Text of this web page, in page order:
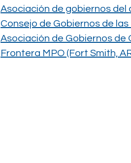
Asociación de gobiernos del
Consejo de Gobiernos de
Asociación de Gobiernos de
Frontera MPO (Fort Smith,